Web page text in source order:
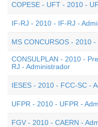
COPESE - UFT - 2010 -
IF-RJ - 2010 - IF-RJ -
MS CONCURSOS - 2010
CONSULPLAN - 2010 -
RJ - Administrador
IESES - 2010 - FCC-SC -
UFPR - 2010 - UFPR -
FGV - 2010 - CAERN -